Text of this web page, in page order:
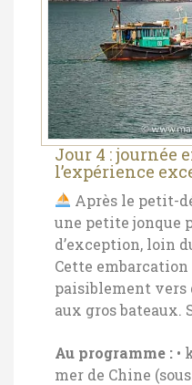
Jour 4 : journée
l’expérience
Après le petit-
une petite jonque
d’exception, loin
Cette
paisiblement vers
aux gros bateaux.
Au programme : •
mer de Chine